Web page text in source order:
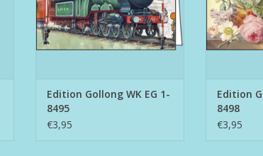
Edition Gollong WK EG 1-
8495
€3,95
Edition
8498
€3,95